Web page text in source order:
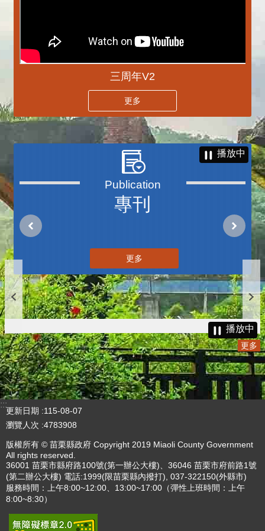
三周年V2
更多
專刊
播放中
更多
播放中
更多
:::
更新日期
115-08-07
瀏覽人次 4783908
版權所有 © 苗栗縣政府 Copyright 2019 Miaoli County Government
All rights reserved.
36001 苗栗市縣府路100號(第一辦公大樓)、36046 苗栗市府前路1號
(第二辦公大樓) 電話:1999(限苗栗縣內撥打), 037-322150(外縣市)
服務時間：上午8:00~12:00、13:00~17:00（彈性上班時間：上午
8:00~8:30）